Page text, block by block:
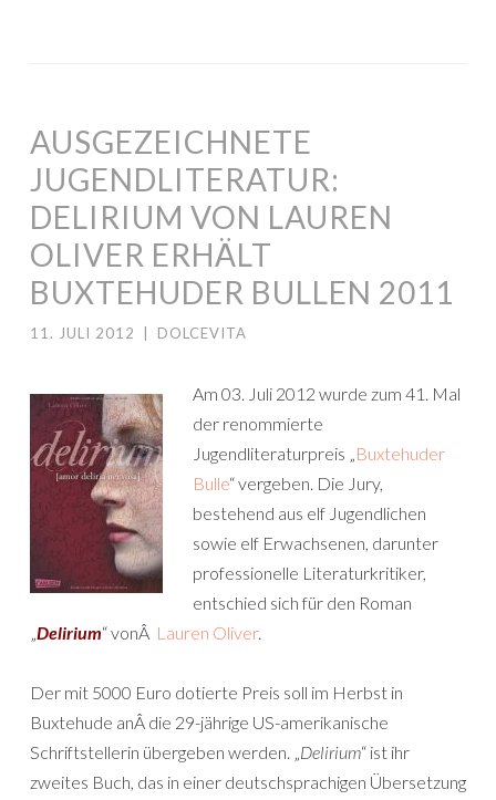
AUSGEZEICHNETE
JUGENDLITERATUR:
DELIRIUM VON LAUREN
OLIVER ERHÄLT
BUXTEHUDER BULLEN 2011
11. JULI 2012 DOLCEVITA
Am 03. Juli 2012 wurde zum 41. Mal
der renommierte
Jugendliteraturpreis „Buxtehuder
Bulle“ vergeben. Die Jury,
bestehend aus elf Jugendlichen
sowie elf Erwachsenen, darunter
professionelle Literaturkritiker,
entschied sich für den Roman
„Delirium“ vonÂ Lauren Oliver.
Der mit 5000 Euro dotierte Preis soll im Herbst in
Buxtehude anÂ die 29-jährige US-amerikanische
Schriftstellerin übergeben werden. „Delirium“ ist ihr
zweites Buch, das in einer deutschsprachigen Übersetzung